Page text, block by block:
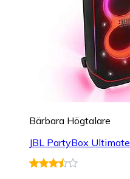
Bärbara Högtalare
JBL PartyBox Ultimate